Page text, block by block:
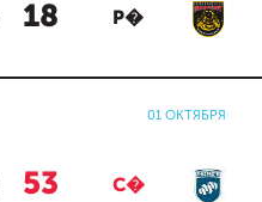
18 Р�
01 ОКТЯБРЯ
53 С�